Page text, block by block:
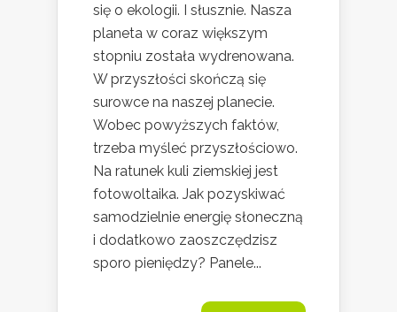
się o ekologii. I słusznie. Nasza
planeta w coraz większym
stopniu została wydrenowana.
W przyszłości skończą się
surowce na naszej planecie.
Wobec powyższych faktów,
trzeba myśleć przyszłościowo.
Na ratunek kuli ziemskiej jest
fotowoltaika. Jak pozyskiwać
samodzielnie energię słoneczną
i dodatkowo zaoszczędzisz
sporo pieniędzy? Panele...